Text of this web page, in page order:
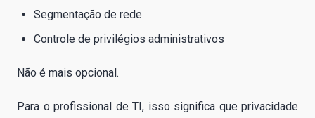
Segmentação de rede
Controle de privilégios administrativos
Não é mais opcional.
Para o profissional de TI, isso significa que privacidade